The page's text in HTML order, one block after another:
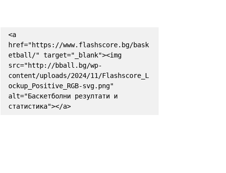
<a
href="https://www.flashscore.bg/bask
etball/" target="_blank"><img
src="http://bball.bg/wp-
content/uploads/2024/11/Flashscore_L
ockup_Positive_RGB-svg.png"
alt="Баскетболни резултати и
статистика"></a>